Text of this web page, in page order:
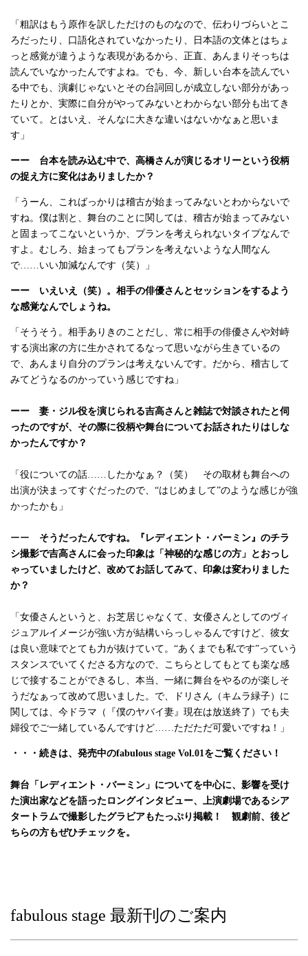
「粗訳はもう原作を訳しただけのものなので、伝わりづらいとこ
ろだったり、口語化されていなかったり、日本語の文体とはちょ
っと感覚が違うような表現があるから、正直、あんまりそっちは
読んでいなかったんですよね。でも、今、新しい台本を読んでい
る中でも、演劇じゃないとその台詞回しが成立しない部分があっ
たりとか、実際に自分がやってみないとわからない部分も出てき
ていて。とはいえ、そんなに大きな違いはないかなぁと思いま
す」
ーー 台本を読み込む中で、高橋さんが演じるオリーという役柄
の捉え方に変化はありましたか？
「うーん、こればっかりは稽古が始まってみないとわからないで
すね。僕は割と、舞台のことに関しては、稽古が始まってみない
と固まってこないというか、プランを考えられないタイプなんで
すよ。むしろ、始まってもプランを考えないような人間なん
で……いい加減なんです（笑）」
ーー いえいえ（笑）。相手の俳優さんとセッションをするよう
な感覚なんでしょうね。
「そうそう。相手ありきのことだし、常に相手の俳優さんや対峙
する演出家の方に生かされてるなって思いながら生きているの
で、あんまり自分のプランは考えないんです。だから、稽古して
みてどうなるのかっていう感じですね」
ーー 妻・ジル役を演じられる吉高さんと雑誌で対談されたと伺
ったのですが、その際に役柄や舞台についてお話されたりはしな
かったんですか？
「役についての話……したかなぁ？（笑） その取材も舞台への
出演が決まってすぐだったので、“はじめまして”のような感じが強
かったかも」
ーー そうだったんですね。『レディエント・バーミン』のチラ
シ撮影で吉高さんに会った印象は「神秘的な感じの方」とおっし
ゃっていましたけど、改めてお話してみて、印象は変わりました
か？
「女優さんというと、お芝居じゃなくて、女優さんとしてのヴィ
ジュアルイメージが強い方が結構いらっしゃるんですけど、彼女
は良い意味でとても力が抜けていて。“あくまでも私です”っていう
スタンスでいてくださる方なので、こちらとしてもとても楽な感
じで接することができるし、本当、一緒に舞台をやるのが楽しそ
うだなぁって改めて思いました。で、ドリさん（キムラ緑子）に
関しては、今ドラマ（『僕のヤバイ妻』現在は放送終了）でも夫
婦役でご一緒しているんですけど……ただただ可愛いですね！」
・・・続きは、発売中のfabulous stage Vol.01をご覧ください！
舞台「レディエント・バーミン」についてを中心に、影響を受け
た演出家などを語ったロングインタビュー、上演劇場であるシア
タートラムで撮影したグラビアもたっぷり掲載！ 観劇前、後ど
ちらの方もぜひチェックを。
fabulous stage 最新刊のご案内